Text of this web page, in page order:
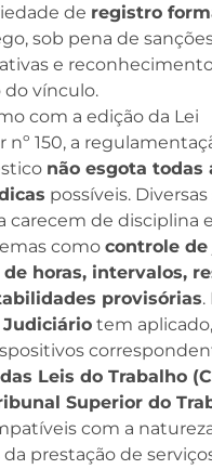
de registro
sob pena de
e
vínculo.
com a edição da Lei
150, a
não esgota todas
possíveis.
carecem de disciplina
como controle de
horas, intervalos,
provisórias.
Judiciário tem aplicado,
Leis do Trabalho
Superior do
com a
prestação de